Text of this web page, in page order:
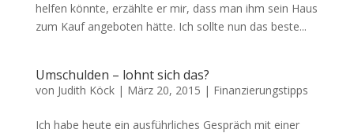
helfen könnte, erzählte er mir, dass man ihm sein Haus
zum Kauf angeboten hätte. Ich sollte nun das beste...
Umschulden – lohnt sich das?
von Judith Köck| März 20, 2015 | Finanzierungstipps
Ich habe heute ein ausführliches Gespräch mit einer